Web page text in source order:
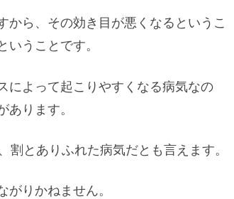
から、その効き目が悪くなるというこ
うことです。
によって起こりやすくなる病気なの
ります。
とありふれた病気だとも言えます。
りかねません。